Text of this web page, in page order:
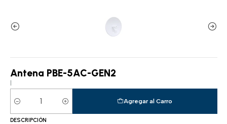
Antena PBE-5AC-GEN2
Cantidad
Agregar al Carro
DESCRIPCIÓN